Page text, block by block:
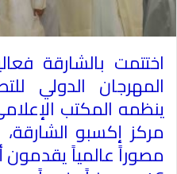
اختتمت بالشارقة
المهرجان الدولي
ينظمه المكتب